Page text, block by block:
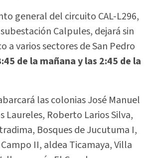
general del circuito CAL-L296,
Calpules, dejará sin
a varios sectores de San Pedro
de la mañana y las 2:45 de la
las colonias José Manuel
Laureles, Roberto Larios Silva,
Bosques de Jucutuma I,
II, aldea Ticamaya, Villa